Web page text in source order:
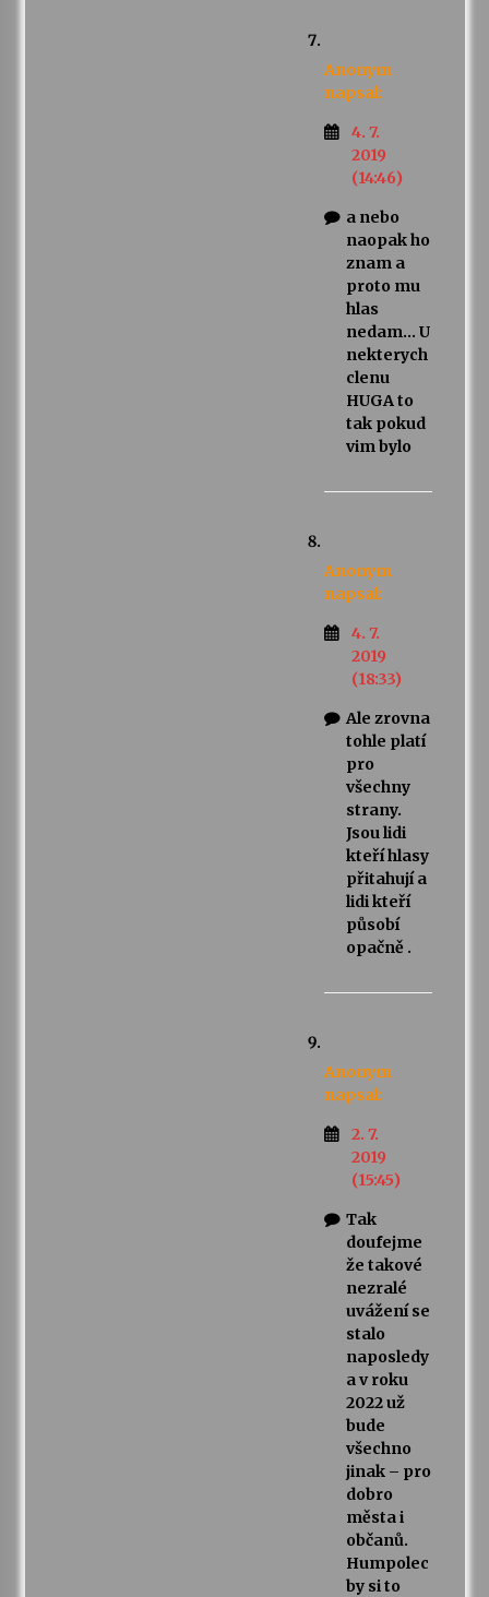
Anonym
napsal:
4. 7.
2019
(14:46)
a nebo
naopak ho
znam a
proto mu
hlas
nedam… U
nekterych
clenu
HUGA to
tak pokud
vim bylo
Anonym
napsal:
4. 7.
2019
(18:33)
Ale zrovna
tohle platí
pro
všechny
strany.
Jsou lidi
kteří hlasy
přitahují a
lidi kteří
působí
opačně .
Anonym
napsal:
2. 7.
2019
(15:45)
Tak
doufejme
že takové
nezralé
uvážení se
stalo
naposledy
a v roku
2022 už
bude
všechno
jinak – pro
dobro
města i
občanů.
Humpolec
by si to